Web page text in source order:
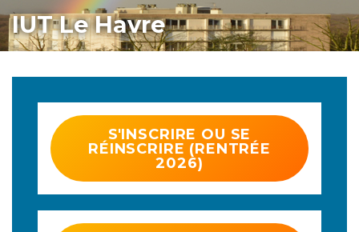
IUT Le Havre
S'INSCRIRE OU SE
RÉINSCRIRE (RENTRÉE
2026)